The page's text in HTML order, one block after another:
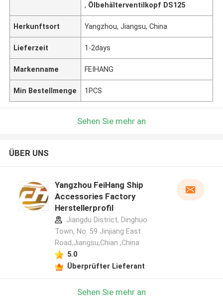
, Ölbehälterventilkopf DS125
Herkunftsort Yangzhou, Jiangsu, China
Lieferzeit 1-2days
Markenname FEIHANG
Min Bestellmenge 1PCS
Sehen Sie mehr an
ÜBER UNS
Yangzhou FeiHang Ship
Accessories Factory
Herstellerprofil
Jiangdu District, Dinghuo
Town, No. 59 Jinjiang East
Road,Jiangsu,Chian ,China
5.0
Überprüfter Lieferant
Sehen Sie mehr an